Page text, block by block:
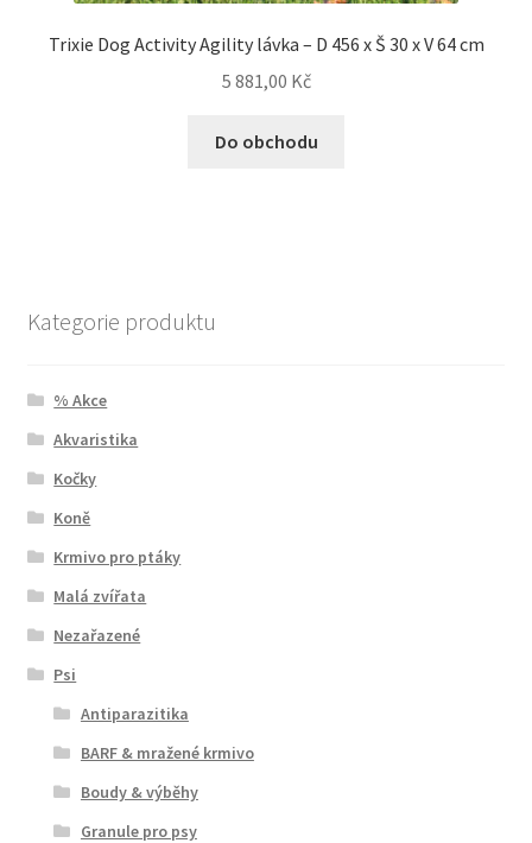
Trixie Dog Activity Agility lávka – D 456 x Š 30 x V 64 cm
5 881,00 Kč
Do obchodu
Kategorie produktu
% Akce
Akvaristika
Kočky
Koně
Krmivo pro ptáky
Malá zvířata
Nezařazené
Psi
Antiparazitika
BARF & mražené krmivo
Boudy & výběhy
Granule pro psy